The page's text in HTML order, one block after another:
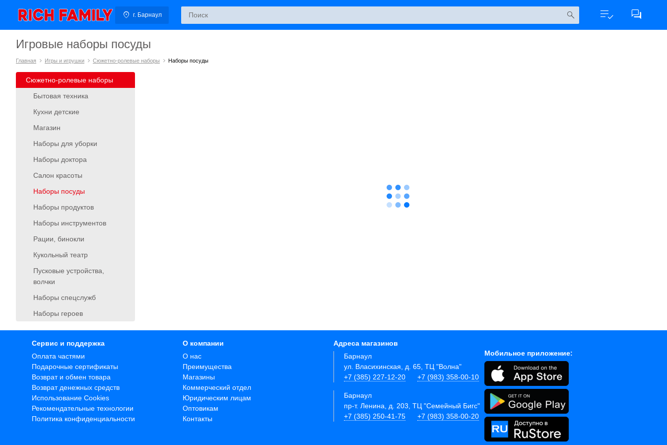
г. Барнаул
Игровые наборы посуды
Главная Игры и игрушки Сюжетно-ролевые наборы Наборы посуды
Сюжетно-ролевые наборы
Бытовая техника
Кухни детские
Магазин
Наборы для уборки
Наборы доктора
Салон красоты
Наборы посуды
Наборы продуктов
Наборы инструментов
Рации, бинокли
Кукольный театр
Пусковые устройства,
волчки
Наборы спецслужб
Наборы героев
Сервис и поддержка
Оплата частями
Подарочные сертификаты
Возврат и обмен товара
Возврат денежных средств
Использование Cookies
Рекомендательные технологии
Политика конфиденциальности
О компании
О нас
Преимущества
Магазины
Коммерческий отдел
Юридическим лицам
Оптовикам
Контакты
Адреса магазинов
Барнаул
ул. Власихинская, д. 65, ТЦ "Волна"
+7 (385) 227-12-20
+7 (983) 358-00-10
Барнаул
пр-т. Ленина, д. 203, ТЦ "Семейный Бигс"
+7 (385) 250-41-75
+7 (983) 358-00-20
Мобильное приложение: